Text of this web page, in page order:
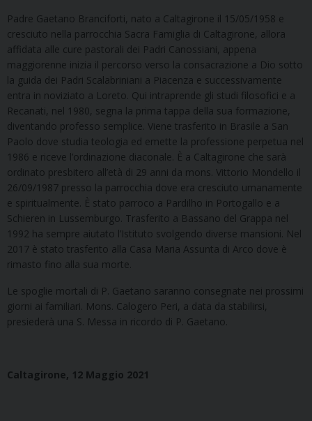
Padre Gaetano Branciforti, nato a Caltagirone il 15/05/1958 e
cresciuto nella parrocchia Sacra Famiglia di Caltagirone, allora
affidata alle cure pastorali dei Padri Canossiani, appena
maggiorenne inizia il percorso verso la consacrazione a Dio sotto
la guida dei Padri Scalabriniani a Piacenza e successivamente
entra in noviziato a Loreto. Qui intraprende gli studi filosofici e a
Recanati, nel 1980, segna la prima tappa della sua formazione,
diventando professo semplice. Viene trasferito in Brasile a San
Paolo dove studia teologia ed emette la professione perpetua nel
1986 e riceve l’ordinazione diaconale. È a Caltagirone che sarà
ordinato presbitero all’età di 29 anni da mons. Vittorio Mondello il
26/09/1987 presso la parrocchia dove era cresciuto umanamente
e spiritualmente. È stato parroco a Pardilho in Portogallo e a
Schieren in Lussemburgo. Trasferito a Bassano del Grappa nel
1992 ha sempre aiutato l’Istituto svolgendo diverse mansioni. Nel
2017 è stato trasferito alla Casa Maria Assunta di Arco dove è
rimasto fino alla sua morte.
Le spoglie mortali di P. Gaetano saranno consegnate nei prossimi
giorni ai familiari. Mons. Calogero Peri, a data da stabilirsi,
presiederà una S. Messa in ricordo di P. Gaetano.
Caltagirone, 12 Maggio 2021